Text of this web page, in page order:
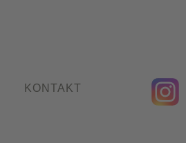
KONTAKT